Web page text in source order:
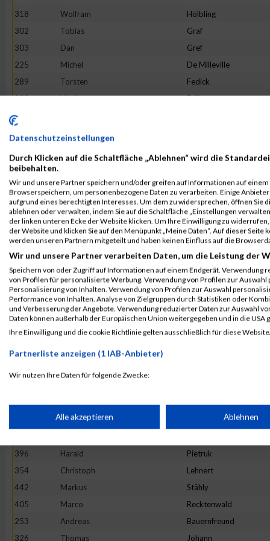
318
Wolfram Hölbling
302
Tobias Graf
303
Dan Gref
225
Michel De Milleville
289
Torsten Fedick
223
Wolfgang Brill
228
264
371
Andreas Matheis
431
Eckart Schwartz
293
Anastasios Georgopoulos
234
Jörg Krämer
399
Sebastian Pistorius
447
Tobias Tobae
330
Zoltan Kirchen
404
Michael Puhl
426
Christian Schulz
283
Manfred Dörr
344
Tim
272
Kevin Burger
Jean-Marc
396
Harald Pietruk
354
Christoph Lehnert
442
Markus Stähly
405
Marco Recktenwald
253
Andreas Bauernfreund
326
Thomas Johann
Datenschutzeinstellungen
Durch Klicken auf die Schaltfläche „Ablehnen“ wird die
beibehalten.
Wir und unsere Partner speichern und/oder greifen auf Informationen auf einem
Browserspeichern, um personenbezogene Daten zu verarbeiten. Einige
aufgrund eines berechtigten Interesses. Um dem zu widersprechen, öffnen Sie
ablehnen oder verwalten, indem Sie auf die Schaltfläche „Einstellungen
der linken unteren Ecke der Website klicken. Um Ihre Einwilligung zu
der Website und klicken Sie auf den Menüpunkt „Meine Daten“. Auf dieser
werden unseren Partnern mitgeteilt und haben keinen Einfluss auf die
Wir und unsere Partner verarbeiten Daten, um die Leistung der
Speichern von oder Zugriff auf Informationen auf einem Endgerät. Verwendung
von Profilen für personalisierte Werbung. Verwendung von Profilen zur
Personalisierung von Inhalten. Verwendung von Profilen zur Auswahl
Performance von Inhalten. Analyse von Zielgruppen durch Statistiken oder
und Verbesserung der Angebote. Verwendung reduzierter Daten zur Auswahl
Daten können außerhalb der Europäischen Union weitergegeben und in die USA
Ihre Einwilligung und die cookie Richtlinie gelten ausschließlich für diese
Partnerliste anzeigen (1 IAB-Anbieter)
Wir nutzen Ihre Daten für folgende Zwecke:
Speichern von oder Zugriff auf Informationen auf einem
Verwendung reduzierter Daten zur Auswahl von Werbeanzeigen
Erstellung von Profilen für personalisierte Werbung
Verwendung von Profilen zur Auswahl personalisierter Werbung
Alle akzeptieren Ablehnen